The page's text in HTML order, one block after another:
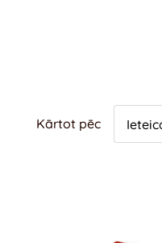
Kārtot pēc